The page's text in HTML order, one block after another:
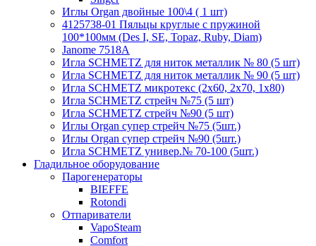
Иглы Organ двойные 100\4 ( 1 шт)
4125738-01 Пяльцы круглые с пружиной
100*100мм (Des I, SE, Topaz, Ruby, Diam)
Janome 7518A
Игла SCHMETZ для ниток металлик № 80 (5 шт)
Игла SCHMETZ для ниток металлик № 90 (5 шт)
Игла SCHMETZ микротекс (2х60, 2х70, 1х80)
Игла SCHMETZ стрейч №75 (5 шт)
Игла SCHMETZ стрейч №90 (5 шт)
Иглы Organ супер стрейч №75 (5шт.)
Иглы Organ супер стрейч №90 (5шт.)
Игла SCHMETZ универ.№ 70-100 (5шт.)
Гладильное оборудование
Парогенераторы
BIEFFE
Rotondi
Отпариватели
VapoSteam
Comfort